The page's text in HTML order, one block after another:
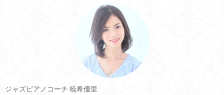
ジャズピアノコーチ 暁希優里